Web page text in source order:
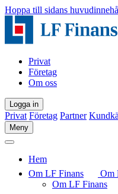
Hoppa till sidans
Privat
Företag
Om oss
Logga in
Privat Företag Partner
Meny
Hem
Om LF Finans
Om
Om LF Finans